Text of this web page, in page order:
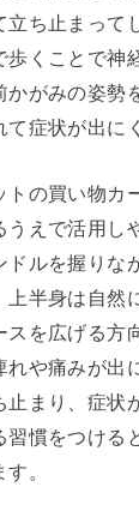
立ち止まって
歩くことで神
かがみの姿勢
症状が出に
トの買い物カ
うえで活用し
ドルを握りな
上半身は自然
スを広げる方
れや痛みが出
止まり、症状
習慣をつける
。